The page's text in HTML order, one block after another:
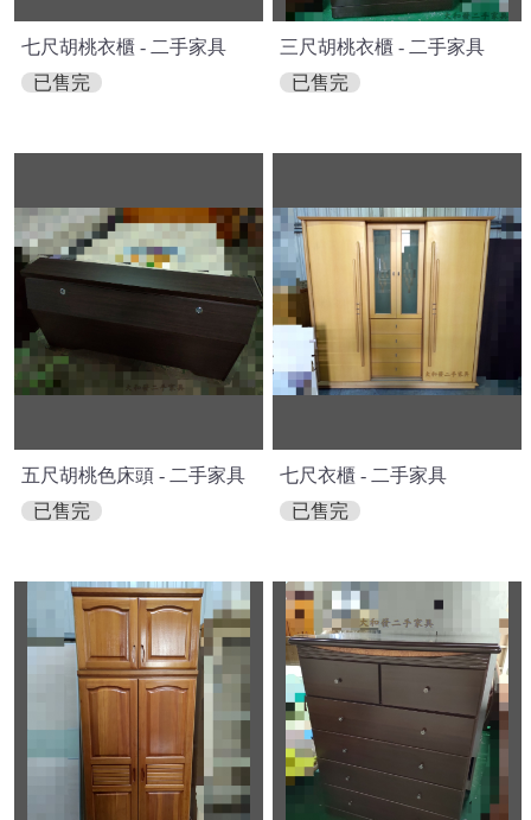
七尺胡桃衣櫃 - 二手家具
已售完
三尺胡桃衣櫃 - 二手家具
已售完
五尺胡桃色床頭 - 二手家具
已售完
七尺衣櫃 - 二手家具
已售完